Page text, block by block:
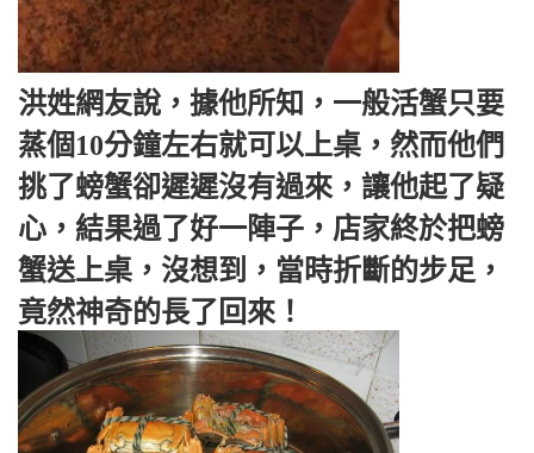
洪姓網友說，據他所知，一般活蟹只要
蒸個10分鐘左右就可以上桌，然而他們
挑了螃蟹卻遲遲沒有過來，讓他起了疑
心，結果過了好一陣子，店家終於把螃
蟹送上桌，沒想到，當時折斷的步足，
竟然神奇的長了回來！